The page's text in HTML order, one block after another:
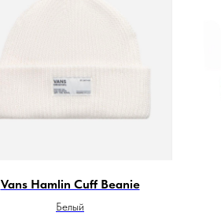
Vans Hamlin Cuff Beanie
Белый